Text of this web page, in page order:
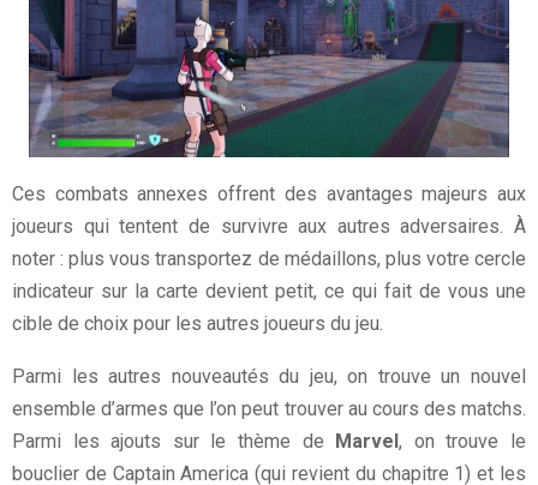
Ces combats annexes offrent des avantages majeurs aux
joueurs qui tentent de survivre aux autres adversaires. À
noter : plus vous transportez de médaillons, plus votre cercle
indicateur sur la carte devient petit, ce qui fait de vous une
cible de choix pour les autres joueurs du jeu.
Parmi les autres nouveautés du jeu, on trouve un nouvel
ensemble d’armes que l’on peut trouver au cours des matchs.
Parmi les ajouts sur le thème de Marvel, on trouve le
bouclier de Captain America (qui revient du chapitre 1) et les